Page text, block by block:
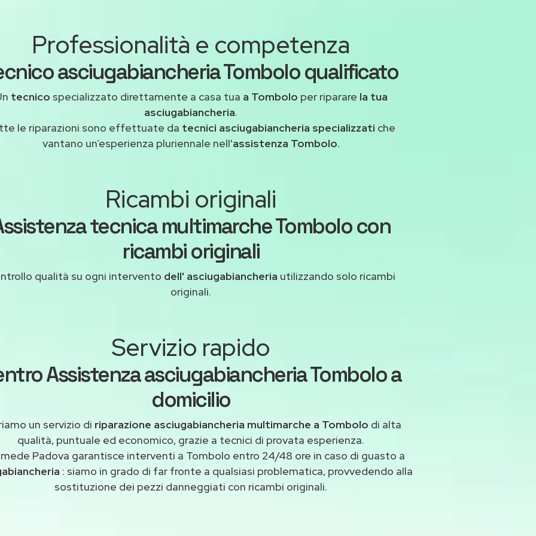
Professionalità e competenza
asciugabiancheria Tombolo qualificato
tecnico specializzato direttamente a casa tua a Tombolo per riparare la tua
asciugabiancheria.
le riparazioni sono effettuate da tecnici asciugabiancheria specializzati che
vantano un’esperienza pluriennale nell'assistenza Tombolo.
Ricambi originali
tecnica multimarche Tombolo con
ricambi originali
qualità su ogni intervento dell' asciugabiancheria utilizzando solo ricambi
originali.
Servizio rapido
Assistenza asciugabiancheria Tombolo a
domicilio
un servizio di riparazione asciugabiancheria multimarche a Tombolo di alta
qualità, puntuale ed economico, grazie a tecnici di provata esperienza.
Padova garantisce interventi a Tombolo entro 24/48 ore in caso di guasto a
: siamo in grado di far fronte a qualsiasi problematica, provvedendo alla
sostituzione dei pezzi danneggiati con ricambi originali.